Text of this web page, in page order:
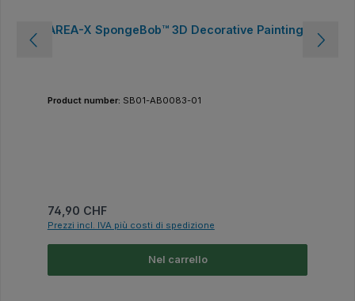
AREA-X SpongeBob™ 3D Decorative Painting
Product number: SB01-AB0083-01
Prezzo normale:
74,90 CHF
Prezzi incl. IVA più costi di spedizione
Nel carrello